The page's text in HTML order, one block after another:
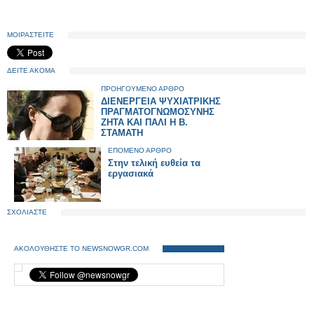
ΜΟΙΡΑΣΤΕΙΤΕ
ΔΕΙΤΕ ΑΚΟΜΑ
ΠΡΟΗΓΟΥΜΕΝΟ ΑΡΘΡΟ
ΔΙΕΝΕΡΓΕΙΑ ΨΥΧΙΑΤΡΙΚΗΣ
ΠΡΑΓΜΑΤΟΓΝΩΜΟΣΥΝΗΣ
ΖΗΤΑ ΚΑΙ ΠΑΛΙ Η Β.
ΣΤΑΜΑΤΗ
ΕΠΟΜΕΝΟ ΑΡΘΡΟ
Στην τελική ευθεία τα
εργασιακά
ΣΧΟΛΙΑΣΤΕ
ΑΚΟΛΟΥΘΗΣΤΕ ΤΟ NEWSNOWGR.COM